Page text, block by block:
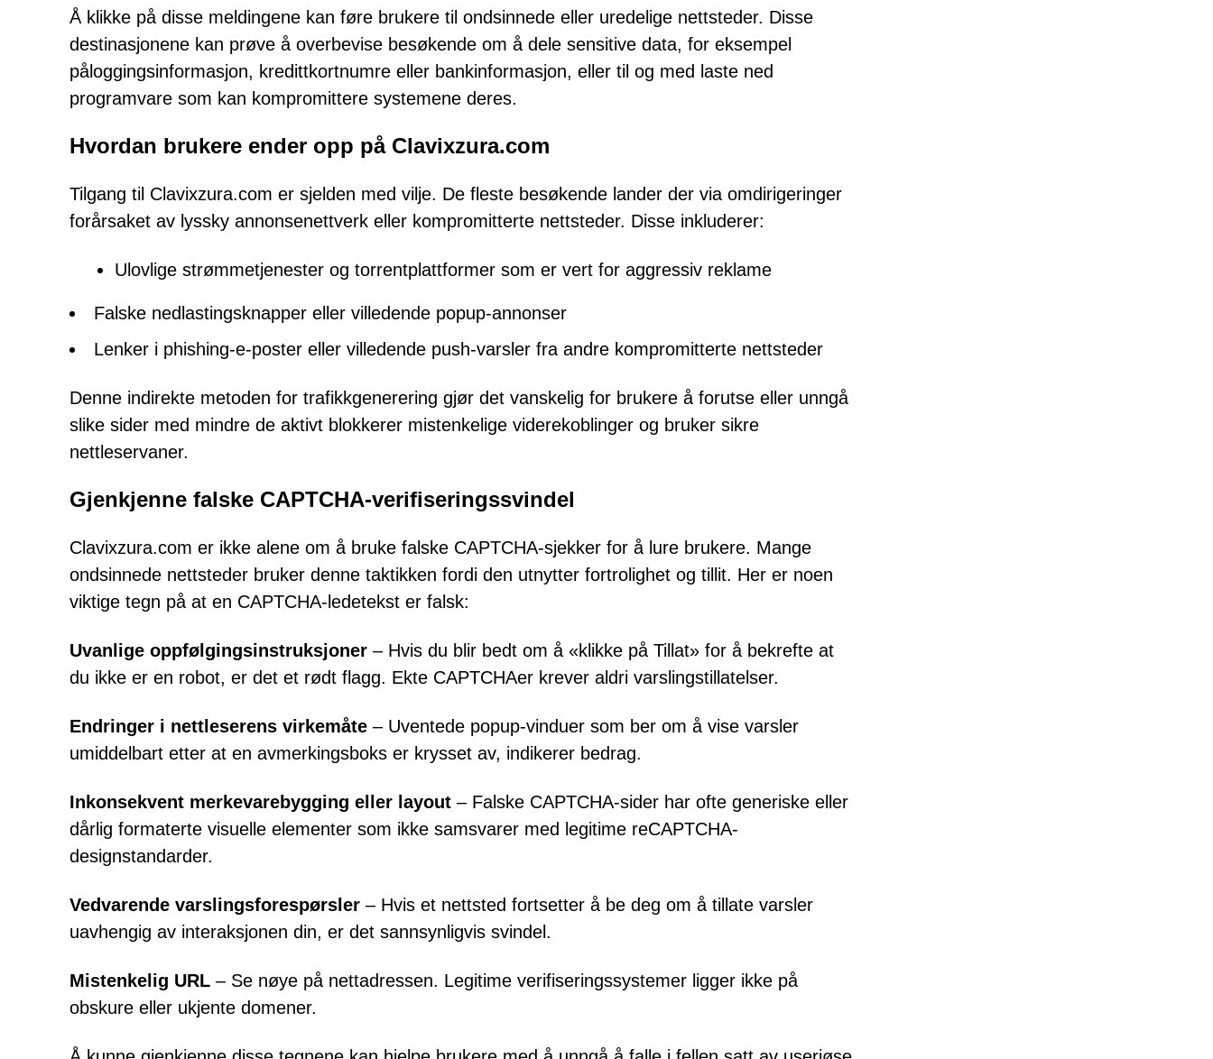
Å klikke på disse meldingene kan føre brukere til ondsinnede eller uredelige nettsteder. Disse
destinasjonene kan prøve å overbevise besøkende om å dele sensitive data, for eksempel
påloggingsinformasjon, kredittkortnumre eller bankinformasjon, eller til og med laste ned
programvare som kan kompromittere systemene deres.
Hvordan brukere ender opp på Clavixzura.com
Tilgang til Clavixzura.com er sjelden med vilje. De fleste besøkende lander der via omdirigeringer
forårsaket av lyssky annonsenettverk eller kompromitterte nettsteder. Disse inkluderer:
Ulovlige strømmetjenester og torrentplattformer som er vert for aggressiv reklame
Falske nedlastingsknapper eller villedende popup-annonser
Lenker i phishing-e-poster eller villedende push-varsler fra andre kompromitterte nettsteder
Denne indirekte metoden for trafikkgenerering gjør det vanskelig for brukere å forutse eller unngå
slike sider med mindre de aktivt blokkerer mistenkelige viderekoblinger og bruker sikre
nettleservaner.
Gjenkjenne falske CAPTCHA-verifiseringssvindel
Clavixzura.com er ikke alene om å bruke falske CAPTCHA-sjekker for å lure brukere. Mange
ondsinnede nettsteder bruker denne taktikken fordi den utnytter fortrolighet og tillit. Her er noen
viktige tegn på at en CAPTCHA-ledetekst er falsk:
Uvanlige oppfølgingsinstruksjoner – Hvis du blir bedt om å «klikke på Tillat» for å bekrefte at
du ikke er en robot, er det et rødt flagg. Ekte CAPTCHAer krever aldri varslingstillatelser.
Endringer i nettleserens virkemåte – Uventede popup-vinduer som ber om å vise varsler
umiddelbart etter at en avmerkingsboks er krysset av, indikerer bedrag.
Inkonsekvent merkevarebygging eller layout – Falske CAPTCHA-sider har ofte generiske eller
dårlig formaterte visuelle elementer som ikke samsvarer med legitime reCAPTCHA-
designstandarder.
Vedvarende varslingsforespørsler – Hvis et nettsted fortsetter å be deg om å tillate varsler
uavhengig av interaksjonen din, er det sannsynligvis svindel.
Mistenkelig URL – Se nøye på nettadressen. Legitime verifiseringssystemer ligger ikke på
obskure eller ukjente domener.